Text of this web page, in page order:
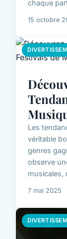
chaque
15 octobre
Les
véritable
genres
observe
musicales,
7 mai 2025